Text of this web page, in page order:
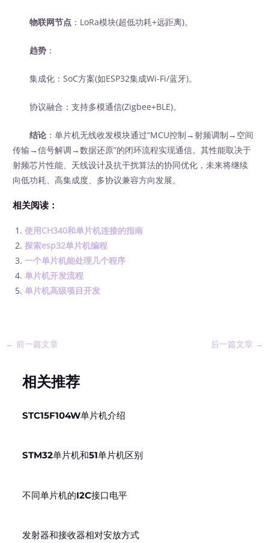
物联网节点 ：LoRa模块(超低功耗+远距离)。
趋势 ：
集成化：SoC方案(如ESP32集成Wi-Fi/蓝牙)。
协议融合：支持多模通信(Zigbee+BLE)。
结论 ：单片机无线收发模块通过“MCU控制→射频调制→空间
传输→信号解调→数据还原”的闭环流程实现通信。其性能取决于
射频芯片性能、天线设计及抗干扰算法的协同优化，未来将继续
向低功耗、高集成度、多协议兼容方向发展。
相关阅读：
使用CH340和单片机连接的指南
探索esp32单片机编程
一个单片机能处理几个程序
单片机开发流程
单片机高级项目开发
← 前一篇文章 后一篇文章 →
相关推荐
STC15F104W单片机介绍
STM32单片机和51单片机区别
不同单片机的I2C接口电平
发射器和接收器相对安放方式